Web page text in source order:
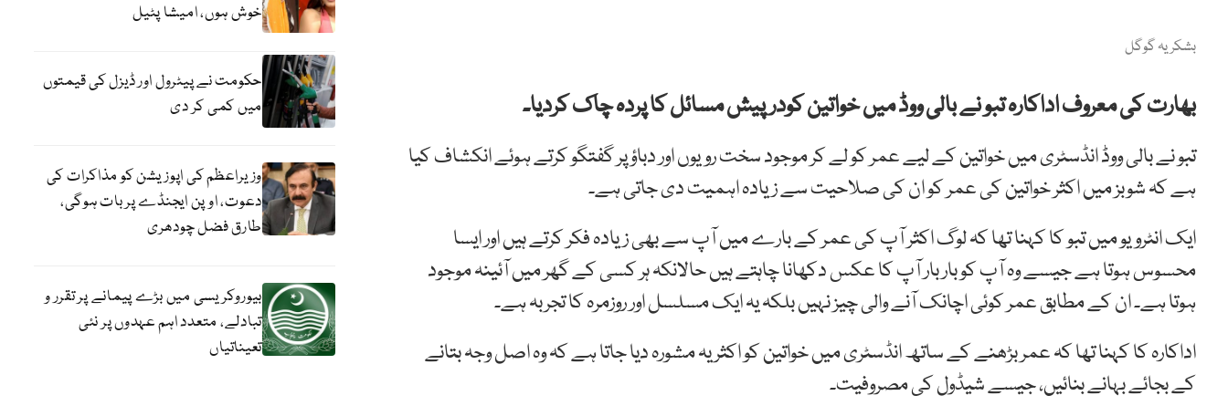
بشکریہ گوگل
بھارت کی معروف اداکارہ تبو نے بالی ووڈ میں خواتین کودرپیش مسائل کا پردہ چاک کردیا۔
تبو نے بالی ووڈ انڈسٹری میں خواتین کے لیے عمر کو لے کر موجود سخت رویوں اور دباؤ پر گفتگو کرتے ہوئے انکشاف کیا
ہے کہ شوبز میں اکثر خواتین کی عمر کو ان کی صلاحیت سے زیادہ اہمیت دی جاتی ہے۔
ایک انٹرویو میں تبو کا کہنا تھا کہ لوگ اکثر آپ کی عمر کے بارے میں آپ سے بھی زیادہ فکر کرتے ہیں اور ایسا
محسوس ہوتا ہے جیسے وہ آپ کو بار بار آپ کا عکس دکھانا چاہتے ہیں حالانکہ ہر کسی کے گھر میں آئینہ موجود
ہوتا ہے۔ ان کے مطابق عمر کوئی اچانک آنے والی چیز نہیں بلکہ یہ ایک مسلسل اور روزمرہ کا تجربہ ہے۔
اداکارہ کا کہنا تھا کہ عمر بڑھنے کے ساتھ انڈسٹری میں خواتین کو اکثر یہ مشورہ دیا جاتا ہے کہ وہ اصل وجہ بتانے
کے بجائے بہانے بنائیں، جیسے شیڈول کی مصروفیت۔
خوش ہوں، امیشا پٹیل
حکومت نے پیٹرول اور ڈیزل کی قیمتوں
میں کمی کر دی
وزیراعظم کی اپوزیشن کو مذاکرات کی
دعوت، اوپن ایجنڈے پر بات ہوگی،
طارق فضل چودھری
بیوروکریسی میں بڑے پیمانے پر تقرر و
تبادلے، متعدد اہم عہدوں پر نئی
تعیناتیاں